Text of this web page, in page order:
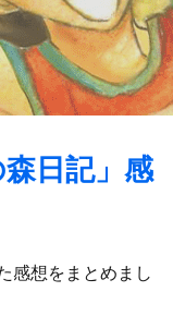
日記」感
感想をまとめまし